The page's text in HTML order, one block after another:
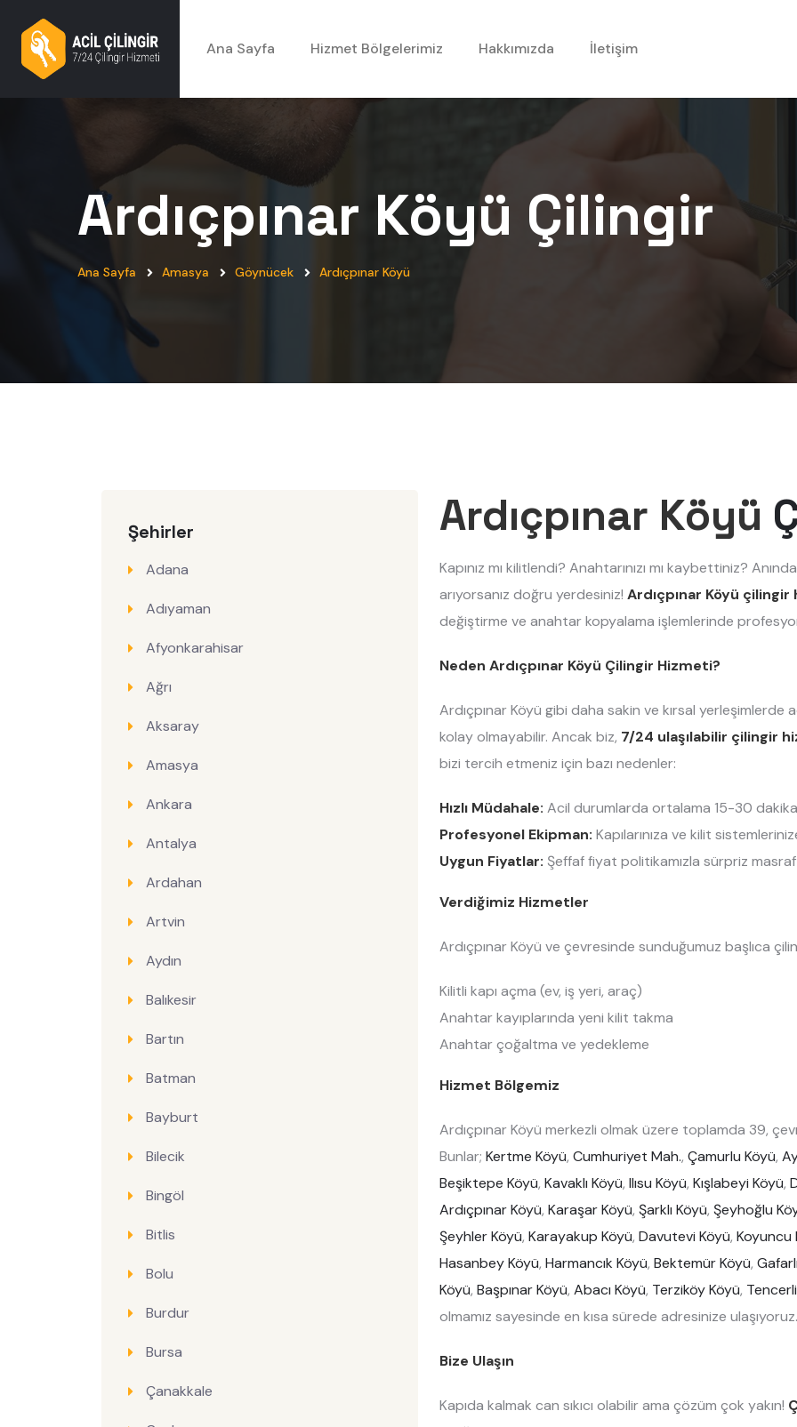
Ana Sayfa Hizmet Bölgelerimiz Hakkımızda İletişim
Ardıçpınar Köyü Çilingir
Ana Sayfa Amasya Göynücek Ardıçpınar Köyü
Şehirler
Adana
Adıyaman
Afyonkarahisar
Ağrı
Aksaray
Amasya
Ankara
Antalya
Ardahan
Artvin
Aydın
Balıkesir
Bartın
Batman
Bayburt
Bilecik
Bingöl
Bitlis
Bolu
Burdur
Bursa
Çanakkale
Ardıçpınar Köyü
Kapınız mı kilitlendi? Anahtarınızı mı kaybettiniz?
arıyorsanız doğru yerdesiniz! Ardıçpınar Köyü
değiştirme ve anahtar kopyalama işlemlerinde
Neden Ardıçpınar Köyü Çilingir Hizmeti?
Ardıçpınar Köyü gibi daha sakin ve kırsal yerleşimlerde
kolay olmayabilir. Ancak biz, 7/24 ulaşılabilir çilingir
bizi tercih etmeniz için bazı nedenler:
Hızlı Müdahale: Acil durumlarda ortalama 15-30 dakika
Profesyonel Ekipman: Kapılarınıza ve kilit
Uygun Fiyatlar: Şeffaf fiyat politikamızla sürpriz
Verdiğimiz Hizmetler
Ardıçpınar Köyü ve çevresinde sunduğumuz başlıca
Kilitli kapı açma (ev, iş yeri, araç)
Anahtar kayıplarında yeni kilit takma
Anahtar çoğaltma ve yedekleme
Hizmet Bölgemiz
Ardıçpınar Köyü merkezli olmak üzere toplamda 39,
Bunlar; Kertme Köyü, Cumhuriyet Mah., Çamurlu Köyü,
Beşiktepe Köyü, Kavaklı Köyü, Ilısu Köyü, Kışlabeyi Köyü,
Ardıçpınar Köyü, Karaşar Köyü, Şarklı Köyü, Şeyhoğlu
Şeyhler Köyü, Karayakup Köyü, Davutevi Köyü, Koyuncu
Hasanbey Köyü, Harmancık Köyü, Bektemür Köyü,
Köyü, Başpınar Köyü, Abacı Köyü, Terziköy Köyü,
olmamız sayesinde en kısa sürede adresinize ulaşıyoruz.
Bize Ulaşın
Kapıda kalmak can sıkıcı olabilir ama çözüm çok yakın!